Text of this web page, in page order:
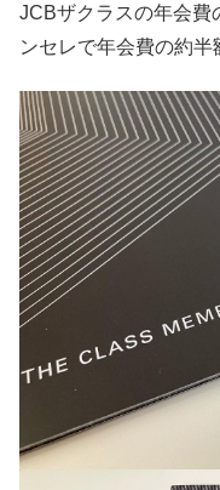
JCBザクラスの年会費
ンセレで年会費の約